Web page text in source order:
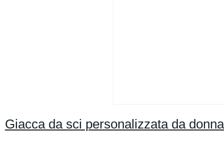
Giacca da sci personalizzata da